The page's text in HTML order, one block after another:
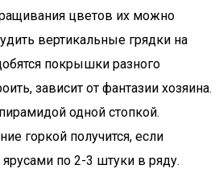
цветов их можно
вертикальные грядки на
покрышки разного
зависит от фантазии хозяина.
одной стопкой.
горкой получится, если
по 2-3 штуки в ряду.